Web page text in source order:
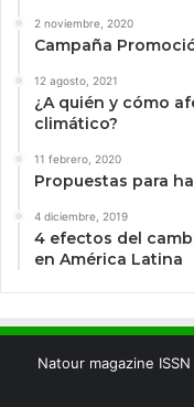
2 noviembre, 2020
Campaña
12 agosto, 2021
¿A quién y cómo
climático?
11 febrero, 2020
Propuestas para
4 diciembre, 2019
4 efectos del
en América Latina
Natour magazine